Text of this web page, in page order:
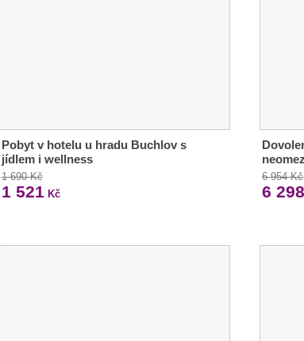
Pobyt v hotelu u hradu Buchlov s
jídlem i wellness
1 690 Kč
1 521 Kč
6 954 Kč
6 298